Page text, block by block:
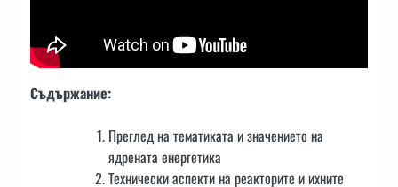
Съдържание:
Преглед на тематиката и значението на
ядрената енергетика
Технически аспекти на реакторите и ихните